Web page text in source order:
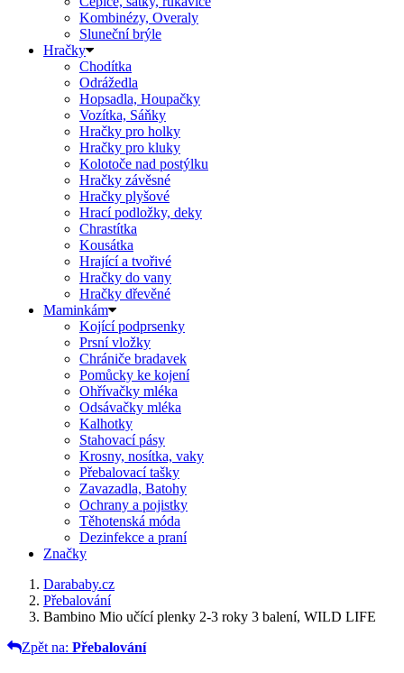
Kombinézy, Overaly
Sluneční brýle
Hračky
Chodítka
Odrážedla
Hopsadla, Houpačky
Vozítka, Sáňky
Hračky pro holky
Hračky pro kluky
Kolotoče nad postýlku
Hračky závěsné
Hračky plyšové
Hrací podložky, deky
Chrastítka
Kousátka
Hrající a tvořivé
Hračky do vany
Hračky dřevěné
Maminkám
Kojící podprsenky
Prsní vložky
Chrániče bradavek
Pomůcky ke kojení
Ohřívačky mléka
Odsávačky mléka
Kalhotky
Stahovací pásy
Krosny, nosítka, vaky
Přebalovací tašky
Zavazadla, Batohy
Ochrany a pojistky
Těhotenská móda
Dezinfekce a praní
Značky
Darababy.cz
Přebalování
Bambino Mio učící plenky 2-3 roky 3 balení, WILD LIFE
Zpět na: Přebalování